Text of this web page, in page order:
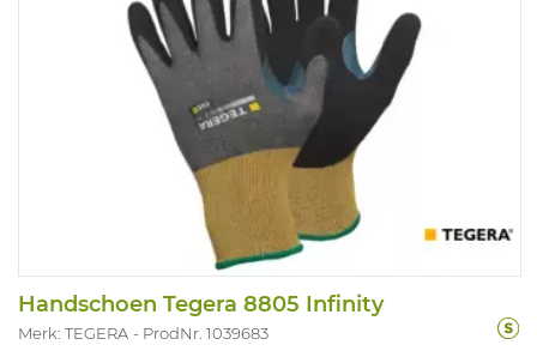
Handschoen Tegera 8805 Infinity
Merk: TEGERA ProdNr. 1039683